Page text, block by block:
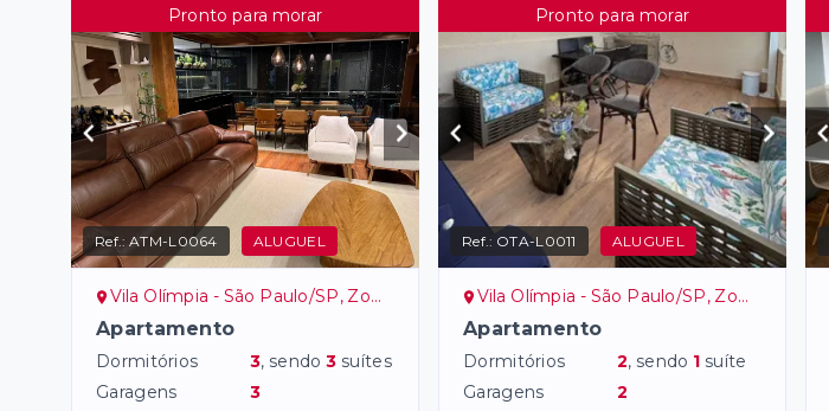
Pronto para morar
Ref.:ATM-L0064 ALUGUEL
Vila Olímpia - São Paulo/SP, Zona Sul
Apartamento
Dormitórios 3, sendo3 suítes
Garagens
3
Pronto para morar
Ref.: OTA-L0011 ALUGUEL
Vila Olímpia - São Paulo/SP, Zona Sul
Apartamento
Dormitórios 2, sendo 1 suíte
Garagens
2